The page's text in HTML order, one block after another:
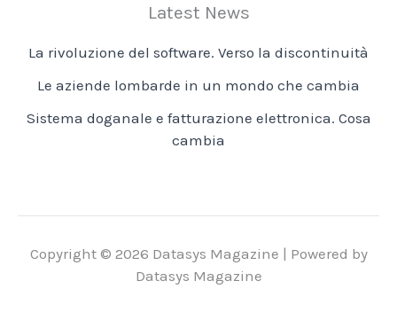
Latest News
La rivoluzione del software. Verso la discontinuità
Le aziende lombarde in un mondo che cambia
Sistema doganale e fatturazione elettronica. Cosa
cambia
Copyright © 2026 Datasys Magazine | Powered by
Datasys Magazine